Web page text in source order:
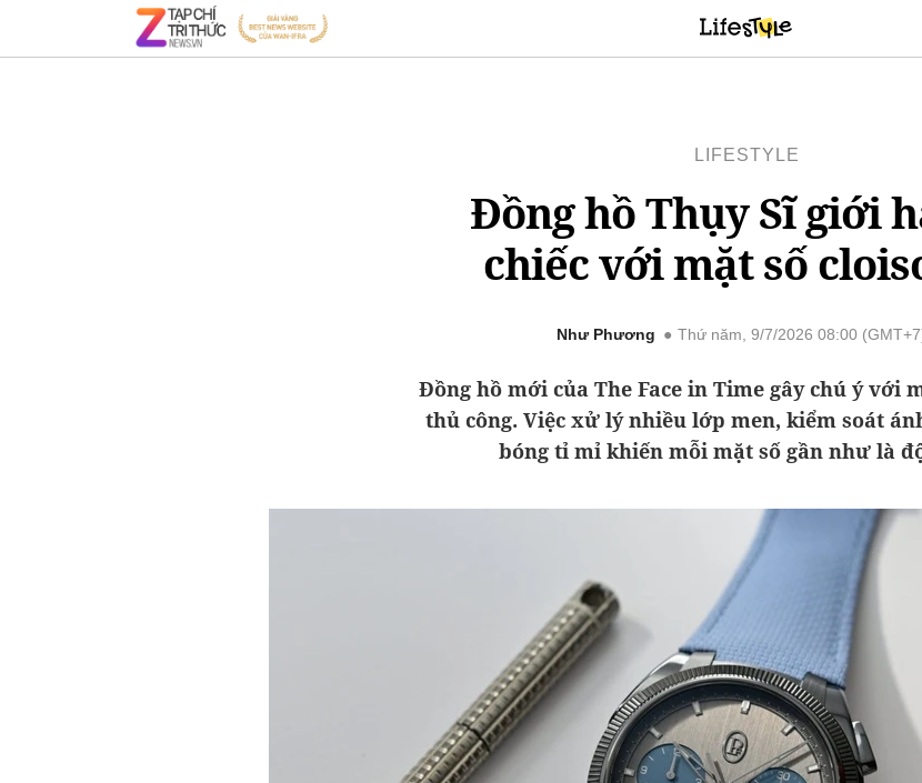
LIFESTYLE
Đồng hồ Thụy Sĩ giới
chiếc với mặt số
Như Phương Thứ năm, 9/7/2026 08:00
Đồng hồ mới của The Face in Time gây chú ý với
thủ công. Việc xử lý nhiều lớp men, kiểm soát
bóng tỉ mỉ khiến mỗi mặt số gần như là